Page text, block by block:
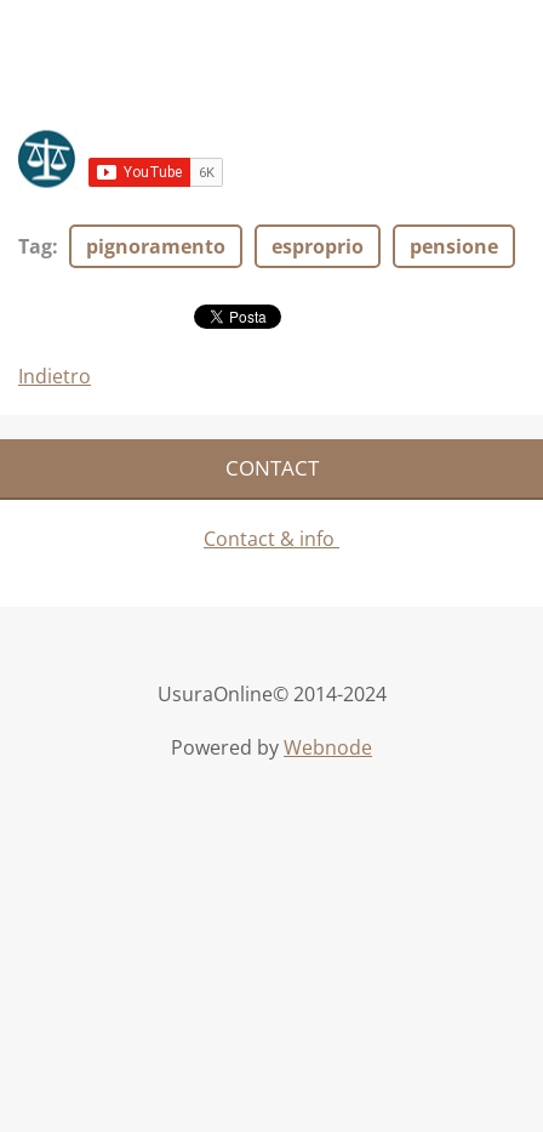
Tag: pignoramento esproprio pensione
Indietro
CONTACT
Contact & info
UsuraOnline© 2014-2024
Powered byWebnode